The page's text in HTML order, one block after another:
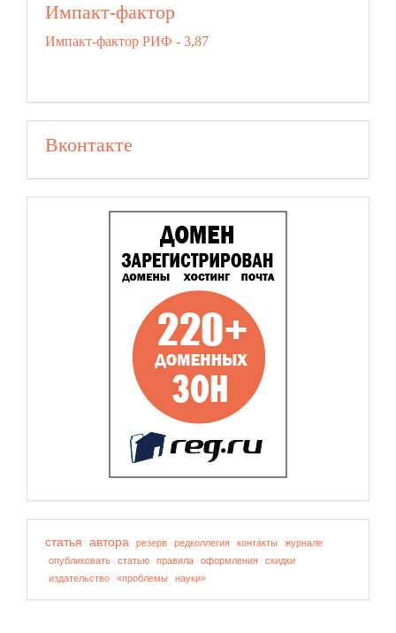
Импакт-фактор
Импакт-фактор РИФ - 3,87
Вконтакте
статья автора резерв редколлегия контакты
журнале
опубликовать
статью правила оформления
скидки
издательство
«проблемы науки»